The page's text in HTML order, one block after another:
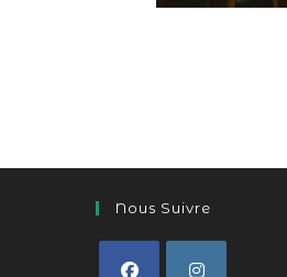
Nous Suivre